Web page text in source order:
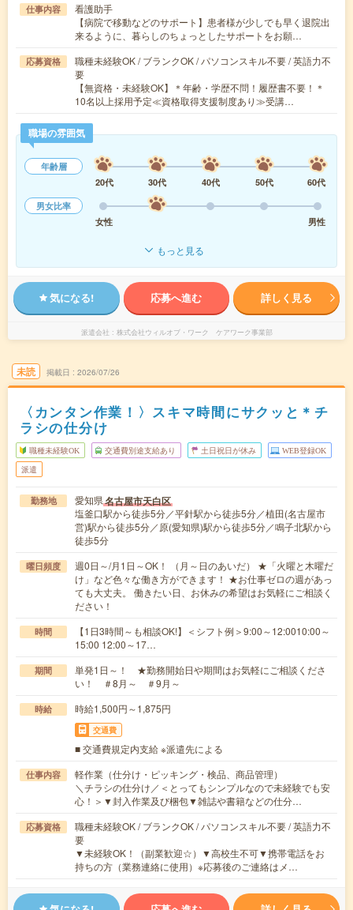
仕事内容
看護助手
【病院で移動などのサポート】患者様が少しでも早く退院出
来るように、暮らしのちょっとしたサポートをお願…
応募資格
職種未経験OK / ブランクOK / パソコンスキル不要 / 英語力不
要
【無資格・未経験OK】＊年齢・学歴不問！履歴書不要！＊
10名以上採用予定≪資格取得支援制度あり≫受講…
職場の雰囲気
年齢層
20代
30代 40代 50代
60代
男女比率
女性
男性
もっと見る
気になる! 応募へ進む 詳しく見る
派遣会社 株式会社ウィルオブ・ワーク ケアワーク事業部
未読 掲載日 2026/07/26
〈カンタン作業！〉スキマ時間にサクッと＊チ
ラシの仕分け
職種未経験OK 交通費別途支給あり 土日祝日が休み WEB登録OK
派遣
勤務地 愛知県名古屋市天白区
塩釜口駅から徒歩5分／平針駅から徒歩5分／植田(名古屋市
営)駅から徒歩5分／原(愛知県)駅から徒歩5分／鳴子北駅から
徒歩5分
曜日頻度
週0日～/月1日～OK！ （月～日のあいだ） ★「火曜と木曜だ
け」など色々な働き方ができます！ ★お仕事ゼロの週があっ
ても大丈夫。 働きたい日、お休みの希望はお気軽にご相談く
ださい！
時間
【1日3時間～も相談OK!】＜シフト例＞9:00～12:0010:00～
15:00 12:00～17…
期間
単発1日～！ ★勤務開始日や期間はお気軽にご相談くださ
い！ ＃8月～ ＃9月～
時給 時給1,500円～1,875円
交通費
■ 交通費規定内支給 ※派遣先による
仕事内容
軽作業（仕分け・ピッキング・検品、商品管理）
＼チラシの仕分け／＜とってもシンプルなので未経験でも安
心！＞▼封入作業及び梱包▼雑誌や書籍などの仕分…
応募資格
職種未経験OK / ブランクOK / パソコンスキル不要 / 英語力不
要
▼未経験OK！（副業歓迎☆）▼高校生不可▼携帯電話をお
持ちの方（業務連絡に使用）※応募後のご連絡はメ…